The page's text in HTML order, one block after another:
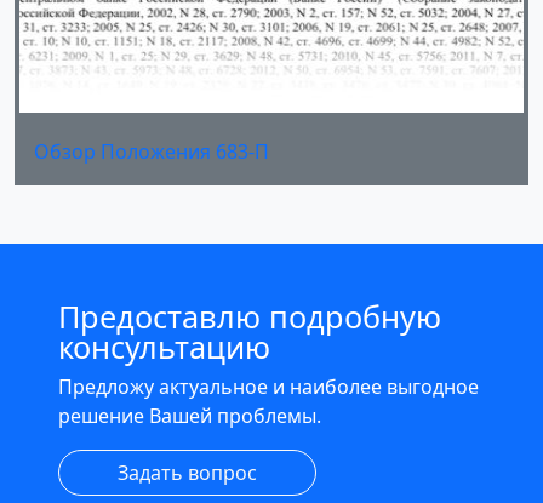
Обзор Положения 683-П
Предоставлю подробную
консультацию
Предложу актуальное и наиболее выгодное
решение Вашей проблемы.
Задать вопрос